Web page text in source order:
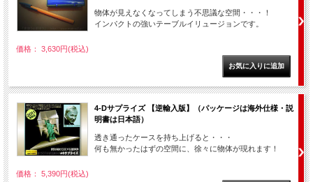
物体が見えなくなってしまう不思議な空間・・・！
インパクトの強いテーブルイリュージョンです。
価格： 3,630円(税込)
4-Dサプライズ 【逆輸入版】（パッケージは海外仕様・説
明書は日本語）
透き通ったケースを持ち上げると・・・
何も無かったはずの空間に、徐々に物体が現れます！
価格： 5,390円(税込)